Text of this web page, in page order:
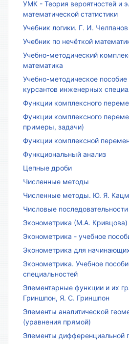
УМК - Теория вероятностей и
математической статистики
Учебник логики. Г. И. Челпанов
Учебник по нечёткой
Учебно-методический
математика
Учебно-методическое пособие
курсантов инженерных
Функции комплексного
Функции комплексного
примеры, задачи)
Функции комплексной
Функциональный анализ
Цепные дроби
Численные методы
Численные методы. Ю. Я.
Числовые
Эконометрика (М.А. Кривцова)
Эконометрика - учебное
Эконометрика для
Эконометрика. Учебное
специальностей
Элементарные функции и их
Гриншпон, Я. С. Гриншпон
Элементы аналитической
(уравнения прямой)
Элементы дифференциальной